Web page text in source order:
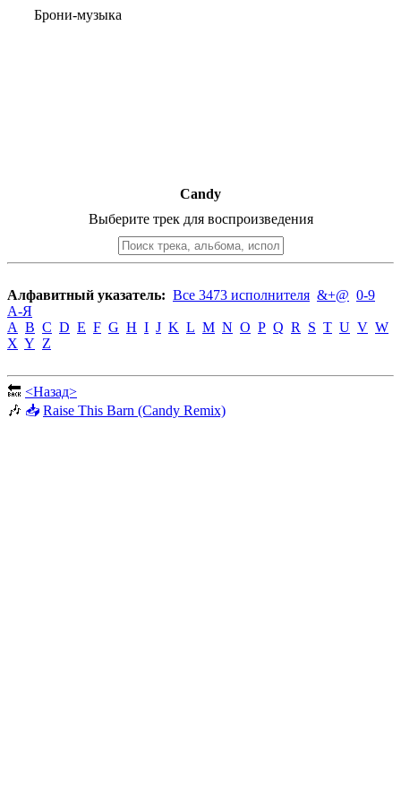
Брони-музыка
Candy
Выберите трек для воспроизведения
Алфавитный указатель: Все 3473 исполнителя &+@ 0-9
А-Я
A B C D E F G H I J K L M N O P Q R S T U V W
X Y Z
🔙 <Назад>
🎶 📥 Raise This Barn (Candy Remix)